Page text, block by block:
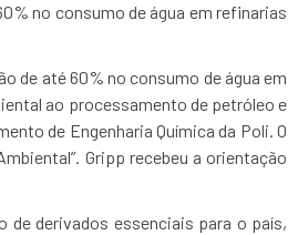
no consumo de água em refinarias
de até 60% no consumo de água em
ao processamento de petróleo e
de Engenharia Química da Poli. O
Gripp recebeu a orientação
de derivados essenciais para o país,